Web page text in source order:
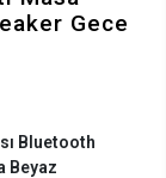
Gece
Bluetooth
Beyaz